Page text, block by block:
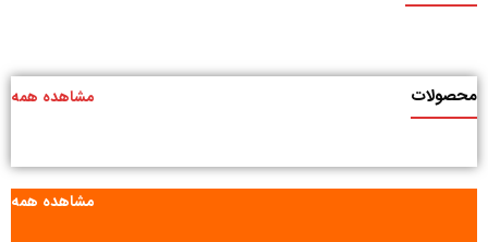
محصولات مشاهده همه
مشاهده همه